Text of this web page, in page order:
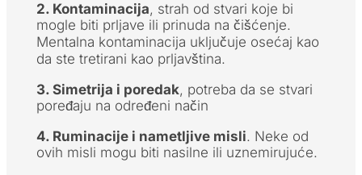
2. Kontaminacija, strah od stvari koje bi
mogle biti prljave ili prinuda na čišćenje.
Mentalna kontaminacija uključuje osećaj kao
da ste tretirani kao prljavština.
3. Simetrija i poredak, potreba da se stvari
poređaju na određeni način
4. Ruminacije i nametljive misli. Neke od
ovih misli mogu biti nasilne ili uznemirujuće.